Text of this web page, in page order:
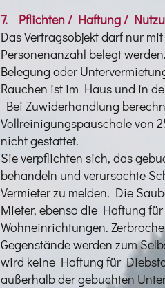
7. Pflichten / Haftung /
Das Vertragsobjekt darf nur
Personenanzahl belegt
Belegung oder
Rauchen ist im Haus und in
Bei Zuwiderhandlung
Vollreinigungspauschale von
nicht gestattet.
Sie verpflichten sich, das
behandeln und verursachte
Vermieter zu melden. Die
Mieter, ebenso die Haftung
Wohneinrichtungen.
Gegenstände werden zum
wird keine Haftung für
außerhalb der gebuchten